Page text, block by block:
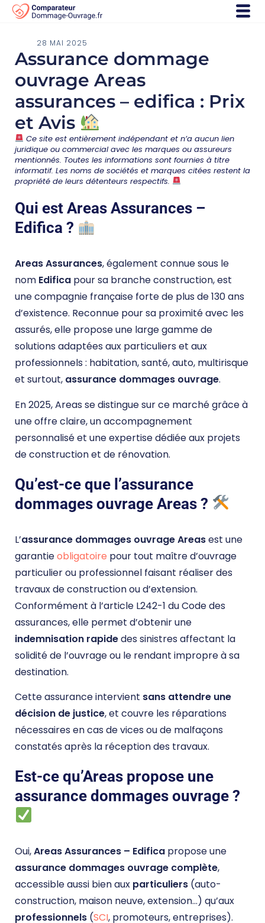
28 MAI 2025
Assurance dommage
ouvrage Areas
assurances – edifica : Prix
et Avis
Ce site est entièrement indépendant et n’a aucun lien
juridique ou commercial avec les marques ou assureurs
mentionnés. Toutes les informations sont fournies à titre
informatif. Les noms de sociétés et marques citées restent la
propriété de leurs détenteurs respectifs.
Qui est Areas Assurances –
Edifica ?
Areas Assurances, également connue sous le
nom Edifica pour sa branche construction, est
une compagnie française forte de plus de 130 ans
d’existence. Reconnue pour sa proximité avec les
assurés, elle propose une large gamme de
solutions adaptées aux particuliers et aux
professionnels : habitation, santé, auto, multirisque
et surtout, assurance dommages ouvrage.
En 2025, Areas se distingue sur ce marché grâce à
une offre claire, un accompagnement
personnalisé et une expertise dédiée aux projets
de construction et de rénovation.
Qu’est-ce que l’assurance
dommages ouvrage Areas ?
L’assurance dommages ouvrage Areasest une
garantieobligatoire pour tout maître d’ouvrage
particulier ou professionnel faisant réaliser des
travaux de construction ou d’extension.
Conformément à l’article L242-1 du Code des
assurances, elle permet d’obtenir une
indemnisation rapidedes sinistres affectant la
solidité de l’ouvrage ou le rendant impropre à sa
destination.
Cette assurance intervient sans attendre une
décision de justice, et couvre les réparations
nécessaires en cas de vices ou de malfaçons
constatés après la réception des travaux.
Est-ce qu’Areas propose une
assurance dommages ouvrage ?
Oui,Areas Assurances – Edifica propose une
assurance dommages ouvrage complète,
accessible aussi bien aux particuliers (auto-
construction, maison neuve, extension…) qu’aux
professionnels (SCI, promoteurs, entreprises).